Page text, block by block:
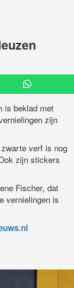
is beklad met
zijn
verf is nog
zijn stickers
Fischer, dat
vernielingen is